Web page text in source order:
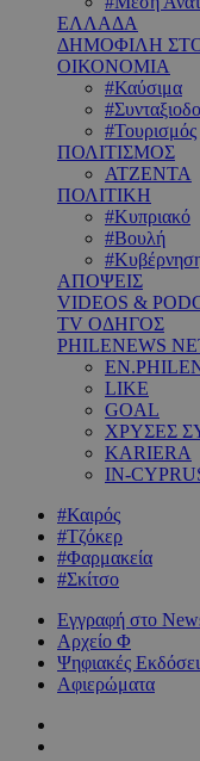
ΕΛΛΑΔΑ
ΔΗΜΟΦΙΛΗ ΣΤΟ
ΟΙΚΟΝΟΜΙΑ
#Καύσιμα
#Τουρισμός
ΠΟΛΙΤΙΣΜΟΣ
ΑΤΖΕΝΤΑ
ΠΟΛΙΤΙΚΗ
#Κυπριακό
#Βουλή
ΑΠΟΨΕΙΣ
VIDEOS &
TV ΟΔΗΓΟΣ
PHILENEWS
LIKE
GOAL
ΧΡΥΣΕΣ
KARIERA
IN-
#Καιρός
#Τζόκερ
#Φαρμακεία
#Σκίτσο
Εγγραφή στο
Αρχείο Φ
Ψηφιακές
Αφιερώματα